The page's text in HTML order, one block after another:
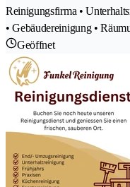
Reinigungsfirma •
• Gebäudereinigung •
Geöffnet